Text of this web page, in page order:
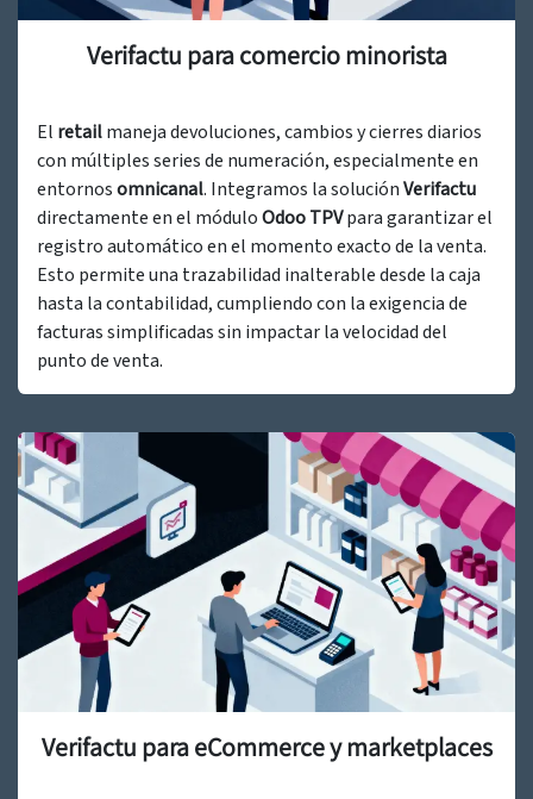
Verifactu para comercio minorista
El retailmaneja devoluciones, cambios y cierres diarios
con múltiples series de numeración, especialmente en
entornosomnicanal. Integramos la soluciónVerifactu
directamente en el móduloOdoo TPVpara garantizar el
registro automático en el momento exacto de la venta.
Esto permite una trazabilidad inalterable desde la caja
hasta la contabilidad, cumpliendo con la exigencia de
facturas simplificadas sin impactar la velocidad del
punto de venta.
Verifactu para eCommerce y marketplaces